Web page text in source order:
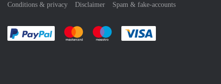
Conditions & privacy
Disclaimer Spam & fake-accounts
Pay easily with :payment method
Pay easily with :payment method
Pay easily with :payment method